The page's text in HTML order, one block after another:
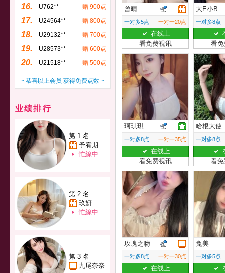
16. U762** 赠 900点
17. U24564** 赠 800点
18. U29132** 赠 700点
19. U28573** 赠 600点
20. U21518** 赠 500点
~ 恭喜以上会员 获得免费点数 ~
业绩排行
第 1 名
予宥期
忙線中
第 2 名
玖妍
忙線中
第 3 名
九尾奈奈
曾晴
一对多5点 一对一20点
在线上
看免费视讯
大E小B
一对多8点
看
珂琪琪
一对多8点 一对一35点
在线上
看免费视讯
哈根大使
一对多8点
看
玫瑰之吻
一对多8点 一对一30点
在线上
兔美
一对多5点